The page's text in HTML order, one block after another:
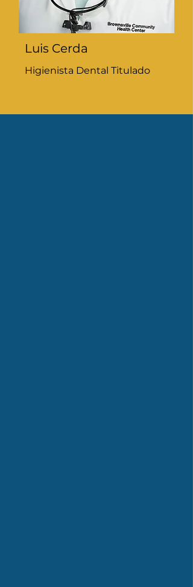
Luis Cerda
Higienista Dental Titulado